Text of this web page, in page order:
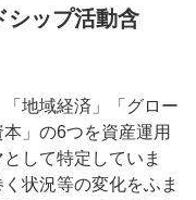
シップ活動含
地域経済」「グロー
」の6つを資産運用
して特定していま
状況等の変化をふま